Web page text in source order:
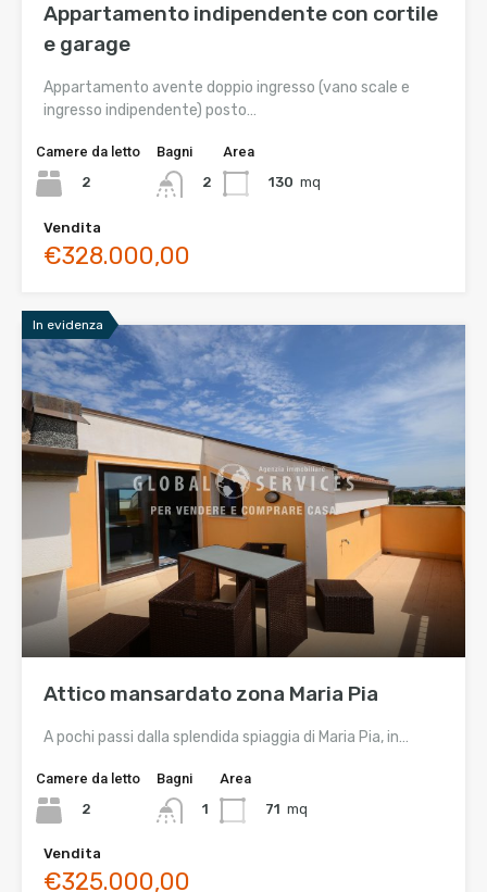
Appartamento indipendente con cortile
e garage
Appartamento avente doppio ingresso (vano scale e
ingresso indipendente) posto…
Camere da letto
2
Bagni
2
Area
130 mq
Vendita
€328.000,00
In evidenza
Attico mansardato zona Maria Pia
A pochi passi dalla splendida spiaggia di Maria Pia, in…
Camere da letto
2
Bagni
1
Area
71 mq
Vendita
€325.000,00